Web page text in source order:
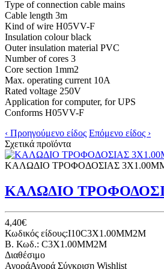
Type of connection cable mains
Cable length 3m
Kind of wire H05VV-F
Insulation colour black
Outer insulation material PVC
Number of cores 3
Core section 1mm2
Max. operating current 10A
Rated voltage 250V
Application for computer, for UPS
Conforms H05VV-F
‹ Προηγούμενο είδος Επόμενο είδος ›
Σχετικά προϊόντα
ΚΑΛΩΔΙΟ ΤΡΟΦΟΔΟΣΙΑΣ
ΚΑΛΩΔΙΟ
4,40€
Κωδικός είδους:I10C3X1.00MM2M
B. Κωδ.: C3X1.00MM2M
Διαθέσιμο
ΑγοράΑγορά Σύγκριση Wishlist